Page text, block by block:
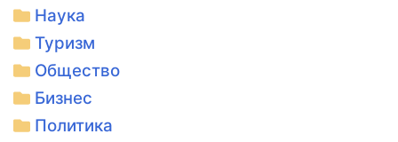
Наука
Туризм
Общество
Бизнес
Политика